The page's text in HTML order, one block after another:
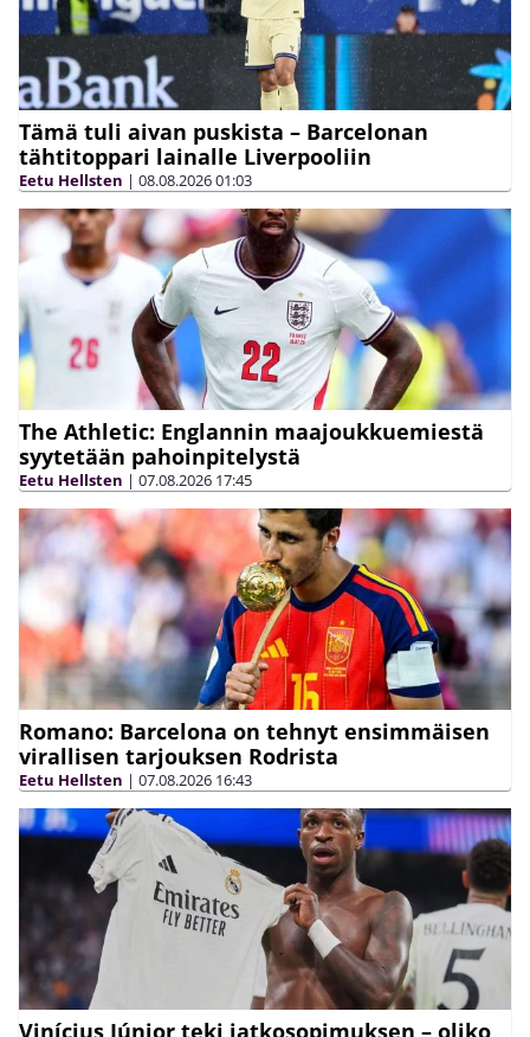
Tämä tuli aivan puskista – Barcelonan
tähtitoppari lainalle Liverpooliin
Eetu Hellsten | 08.08.202601:03
The Athletic: Englannin maajoukkuemiestä
syytetään pahoinpitelystä
Eetu Hellsten | 07.08.2026 17:45
Romano: Barcelona on tehnyt ensimmäisen
virallisen tarjouksen Rodrista
Eetu Hellsten | 07.08.2026 16:43
Vinícius Júnior teki jatkosopimuksen – oliko